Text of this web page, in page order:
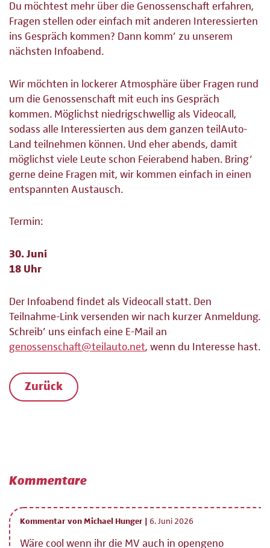
Du möchtest mehr über die Genossenschaft erfahren,
Fragen stellen oder einfach mit anderen Interessierten
ins Gespräch kommen? Dann komm’ zu unserem
nächsten Infoabend.
Wir möchten in lockerer Atmosphäre über Fragen rund
um die Genossenschaft mit euch ins Gespräch
kommen. Möglichst niedrigschwellig als Videocall,
sodass alle Interessierten aus dem ganzen teilAuto-
Land teilnehmen können. Und eher abends, damit
möglichst viele Leute schon Feierabend haben. Bring’
gerne deine Fragen mit, wir kommen einfach in einen
entspannten Austausch.
Termin:
30. Juni
18 Uhr
Der Infoabend findet als Videocall statt. Den
Teilnahme-Link versenden wir nach kurzer Anmeldung.
Schreib’ uns einfach eine E-Mail an
genossenschaft@teilauto.net, wenn du Interesse hast.
Zurück
Kommentare
Kommentar von Michael Hunger | 6. Juni 2026
Wäre cool wenn ihr die MV auch in opengeno